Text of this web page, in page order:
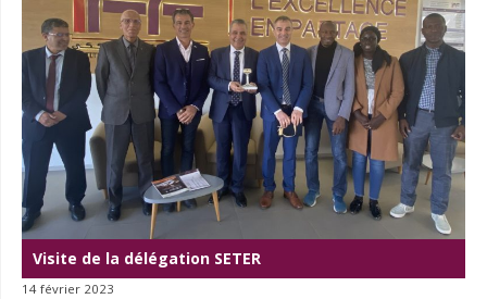
Visite de la délégation SETER
14 février 2023